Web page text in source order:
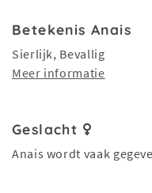
Betekenis Anais
Sierlijk, Bevallig
Meer informatie
Geslacht
Anais wordt vaak